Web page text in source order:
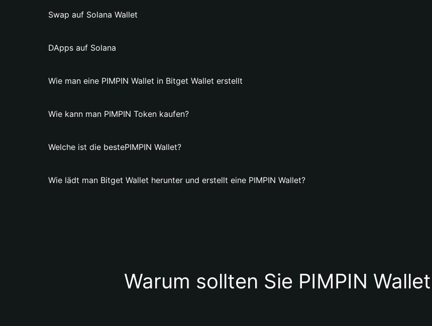
Swap auf Solana Wallet
DApps auf Solana
Wie man eine PIMPIN Wallet in Bitget Wallet erstellt
Wie kann man PIMPIN Token kaufen?
Welche ist die bestePIMPIN Wallet?
Wie lädt man Bitget Wallet herunter und erstellt eine PIMPIN Wallet?
Warum sollten Sie PIMPIN